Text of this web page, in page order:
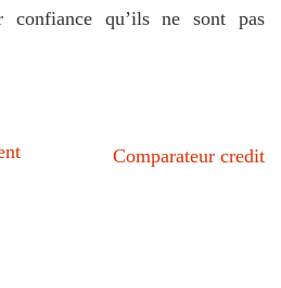
qu’ils ne sont pas
Comparateur credit